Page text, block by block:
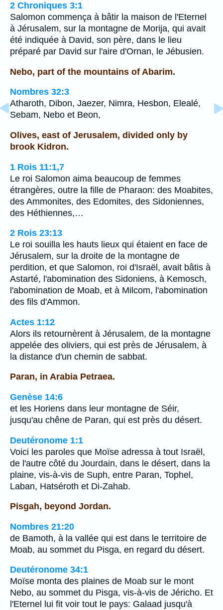
2 Chroniques 3:1
Salomon commença à bâtir la maison de l'Eternel
à Jérusalem, sur la montagne de Morija, qui avait
été indiquée à David, son père, dans le lieu
préparé par David sur l'aire d'Ornan, le Jébusien.
Nebo, part of the mountains of Abarim.
Nombres 32:3
Atharoth, Dibon, Jaezer, Nimra, Hesbon, Elealé,
Sebam, Nebo et Beon,
Olives, east of Jerusalem, divided only by
brook Kidron.
1 Rois 11:1,7
Le roi Salomon aima beaucoup de femmes
étrangères, outre la fille de Pharaon: des Moabites,
des Ammonites, des Edomites, des Sidoniennes,
des Héthiennes,…
2 Rois 23:13
Le roi souilla les hauts lieux qui étaient en face de
Jérusalem, sur la droite de la montagne de
perdition, et que Salomon, roi d'Israël, avait bâtis à
Astarté, l'abomination des Sidoniens, à Kemosch,
l'abomination de Moab, et à Milcom, l'abomination
des fils d'Ammon.
Actes 1:12
Alors ils retournèrent à Jérusalem, de la montagne
appelée des oliviers, qui est près de Jérusalem, à
la distance d'un chemin de sabbat.
Paran, in Arabia Petraea.
Genèse 14:6
et les Horiens dans leur montagne de Séir,
jusqu'au chêne de Paran, qui est près du désert.
Deutéronome 1:1
Voici les paroles que Moïse adressa à tout Israël,
de l'autre côté du Jourdain, dans le désert, dans la
plaine, vis-à-vis de Suph, entre Paran, Tophel,
Laban, Hatséroth et Di-Zahab.
Pisgah, beyond Jordan.
Nombres 21:20
de Bamoth, à la vallée qui est dans le territoire de
Moab, au sommet du Pisga, en regard du désert.
Deutéronome 34:1
Moïse monta des plaines de Moab sur le mont
Nebo, au sommet du Pisga, vis-à-vis de Jéricho. Et
l'Eternel lui fit voir tout le pays: Galaad jusqu'à